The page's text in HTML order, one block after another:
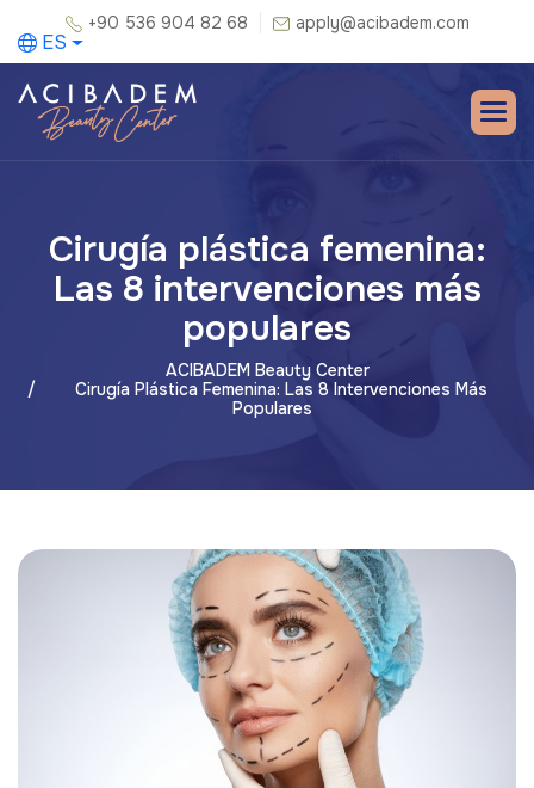
+90 536 904 82 68 apply@acibadem.com
ES
Cirugía plástica femenina:
Las 8 intervenciones más
populares
ACIBADEM Beauty Center
Cirugía Plástica Femenina: Las 8 Intervenciones Más
Populares